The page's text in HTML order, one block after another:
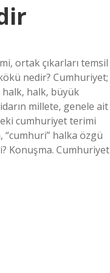
ortak çıkarları temsil
nedir? Cumhuriyet;
halk, büyük
millete, genele ait
cumhuriyet terimi
halka özgü
Konuşma. Cumhuriyet